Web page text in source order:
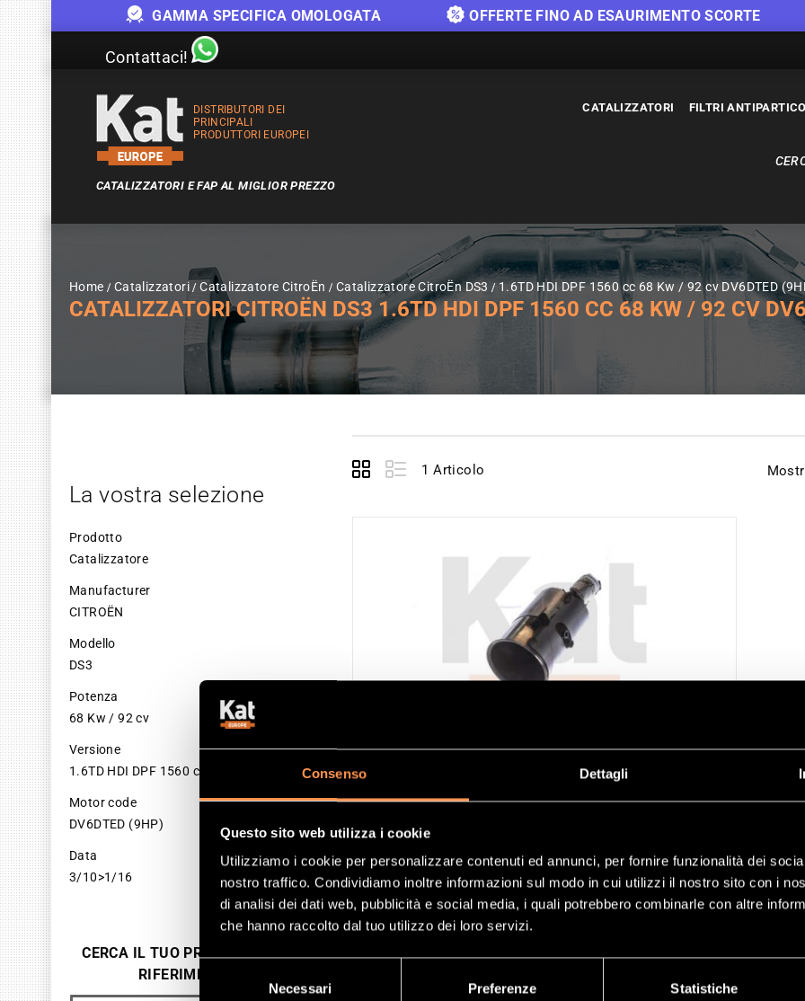
Consenso Dettagli
Questo sito web utilizza i cookie
Utilizziamo i cookie per personalizzare contenuti ed annunci, per fornire funzionalità dei
nostro traffico. Condividiamo inoltre informazioni sul modo in cui utilizzi il nostro sito con i
di analisi dei dati web, pubblicità e social media, i quali potrebbero combinarle con altre
che hanno raccolto dal tuo utilizzo dei loro servizi.
Selezione
Necessari Preferenze Statistiche
GAMMA SPECIFICA OMOLOGATA OFFERTE FINO AD ESAURIMENTO SCORTE
Contattaci!
DISTRIBUTORI DEI
PRINCIPALI
PRODUTTORI EUROPEI
CATALIZZATORI E FAP AL MIGLIOR PREZZO
CATALIZZATORI FILTRI
Home Catalizzatori Catalizzatore CitroËn Catalizzatore CitroËn DS3 1.6TD HDI DPF 1560 cc 68 Kw / 92 cv DV6DTED
CATALIZZATORI CITROËN DS3 1.6TD HDI DPF 1560 CC 68 KW / 92 CV
View
Grid Elenco
1 Articolo
SKU (Riferimento)
356,99 €
Prima:649,07 €
La vostra selezione
Prodotto
Catalizzatore
Manufacturer
CITROËN
Modello
DS3
Potenza
68 Kw / 92 cv
Versione
1.6TD HDI DPF 1560 cc
Motor code
DV6DTED (9HP)
Data
3/10>1/16
CERCA IL TUO PRODOTTO PER
RIFERIMENTO